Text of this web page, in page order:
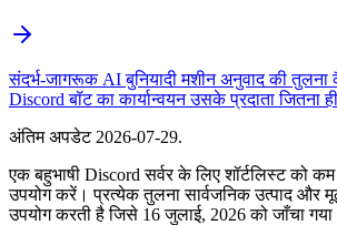
संदर्भ-जागरूक AI बुनियादी मशीन अनुवाद की
Discord बॉट का कार्यान्वयन उसके प्रदाता जितना
अंतिम अपडेट 2026-07-29.
एक बहुभाषी Discord सर्वर के लिए शॉर्टलिस्ट को
उपयोग करें। प्रत्येक तुलना सार्वजनिक उत्पाद और
उपयोग करती है जिसे 16 जुलाई, 2026 को जाँचा गया